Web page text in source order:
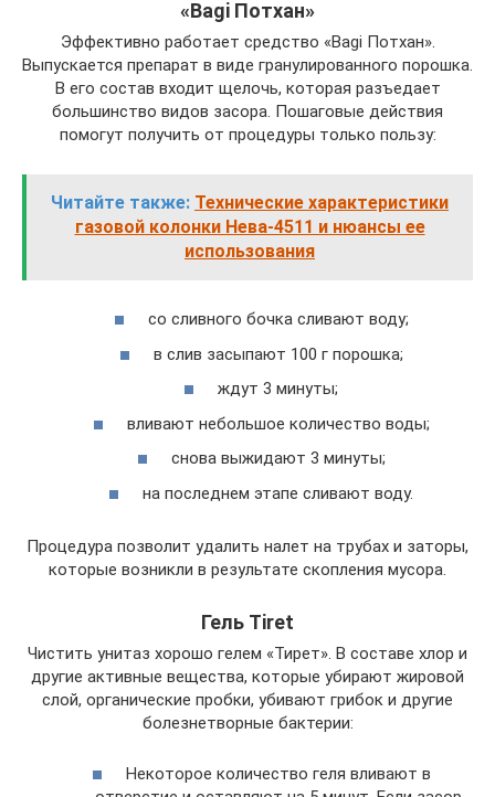
«Bagi Потхан»
Эффективно работает средство «Bagi Потхан».
Выпускается препарат в виде гранулированного порошка.
В его состав входит щелочь, которая разъедает
большинство видов засора. Пошаговые действия
помогут получить от процедуры только пользу:
Читайте также: Технические характеристики
газовой колонки Нева-4511 и нюансы ее
использования
со сливного бочка сливают воду;
в слив засыпают 100 г порошка;
ждут 3 минуты;
вливают небольшое количество воды;
снова выжидают 3 минуты;
на последнем этапе сливают воду.
Процедура позволит удалить налет на трубах и заторы,
которые возникли в результате скопления мусора.
Гель Tiret
Чистить унитаз хорошо гелем «Тирет». В составе хлор и
другие активные вещества, которые убирают жировой
слой, органические пробки, убивают грибок и другие
болезнетворные бактерии:
Некоторое количество геля вливают в